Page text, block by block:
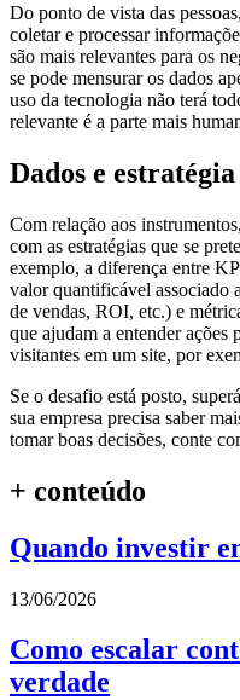
Do ponto de vista das
coletar e processar
são mais relevantes para os
se pode mensurar os dados
uso da tecnologia não terá
relevante é a parte mais
Dados e estratégia
Com relação aos
com as estratégias que se
exemplo, a diferença entre
valor quantificável associado
de vendas, ROI, etc.) e
que ajudam a entender ações
visitantes em um site, por
Se o desafio está posto,
sua empresa precisa saber
tomar boas decisões, conte
+ conteúdo
Quando investir
13/06/2026
Como escalar
verdade